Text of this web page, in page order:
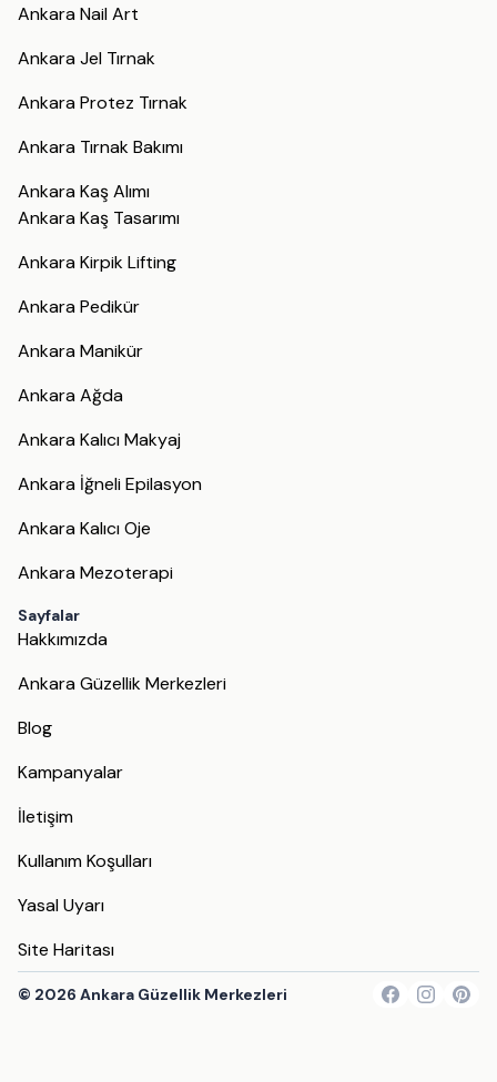
Ankara Nail Art
Ankara Jel Tırnak
Ankara Protez Tırnak
Ankara Tırnak Bakımı
Ankara Kaş Alımı
Ankara Kaş Tasarımı
Ankara Kirpik Lifting
Ankara Pedikür
Ankara Manikür
Ankara Ağda
Ankara Kalıcı Makyaj
Ankara İğneli Epilasyon
Ankara Kalıcı Oje
Ankara Mezoterapi
Sayfalar
Hakkımızda
Ankara Güzellik Merkezleri
Blog
Kampanyalar
İletişim
Kullanım Koşulları
Yasal Uyarı
Site Haritası
© 2026 Ankara Güzellik Merkezleri